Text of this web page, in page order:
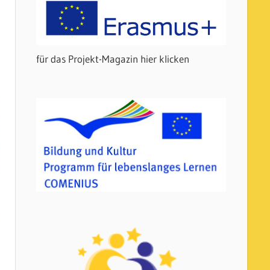
für das Projekt-Magazin hier klicken